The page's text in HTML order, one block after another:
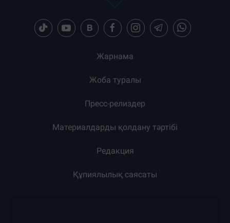
Жарнама
Жоба туралы
Пресс-релиздер
Материалдарды қолдану тәртібі
Редакция
Құпиялылық саясаты